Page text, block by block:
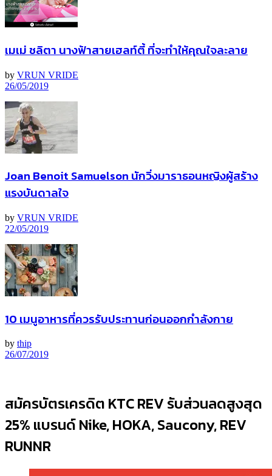
เมเม่ ชลิตา นางฟ้าสายเฮลท์ตี้ ที่จะทำให้คุณใจละลาย
by VRUN VRIDE
26/05/2019
Joan Benoit Samuelson นักวิ่งมาราธอนหญิงผู้สร้าง
แรงบันดาลใจ
by VRUN VRIDE
22/05/2019
10 เมนูอาหารที่ควรรับประทานก่อนออกกำลังกาย
by thip
26/07/2019
สมัครบัตรเครดิต KTC REV รับส่วนลดสูงสุด
25% แบรนด์ Nike, HOKA, Saucony, REV
RUNNR